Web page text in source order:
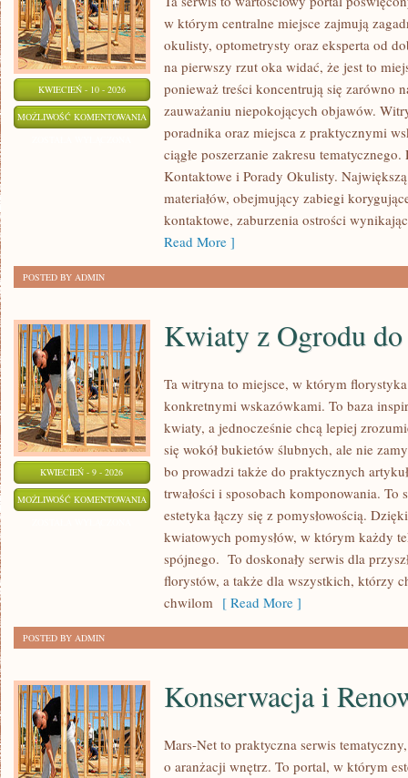
KWIECIEŃ - 10 - 2026
MOŻLIWOŚĆ KOMENTOWANIA OKULARY
SOCZEWKI
KONTAKTOWE
w którym centralne miejsce zajmują
okulisty, optometrysty oraz eksperta od
na pierwszy rzut oka widać, że jest to
ponieważ treści koncentrują się zarówno
zauważaniu niepokojących objawów.
poradnika oraz miejsca z praktycznymi
ciągłe poszerzanie zakresu
Kontaktowe i Porady Okulisty.
materiałów, obejmujący zabiegi
kontaktowe, zaburzenia ostrości
Read More ]
POSTED BY ADMIN
KWIECIEŃ - 9 - 2026
MOŻLIWOŚĆ KOMENTOWANIA KWIATY
OGRODU
BUKIETU
Kwiaty z Ogrodu
Ta witryna to miejsce, w którym
konkretnymi wskazówkami. To baza
kwiaty, a jednocześnie chcą lepiej
się wokół bukietów ślubnych, ale nie
bo prowadzi także do praktycznych
trwałości i sposobach komponowania. To
estetyka łączy się z pomysłowością.
kwiatowych pomysłów, w którym każdy
spójnego. To doskonały serwis dla
florystów, a także dla wszystkich, którzy
chwilom [ Read More ]
POSTED BY ADMIN
Konserwacja i
Mars-Net to praktyczna serwis
o aranżacji wnętrz. To portal, w którym